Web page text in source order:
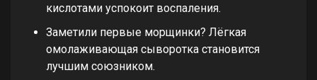
кислотами успокоит воспаления.
Заметили первые морщинки? Лёгкая
омолаживающая сыворотка становится
лучшим союзником.